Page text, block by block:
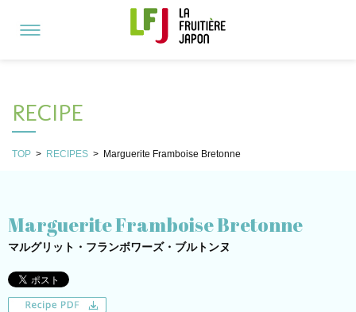
RECIPE
TOP > RECIPES > Marguerite Framboise Bretonne
Marguerite Framboise Bretonne
マルグリット・フランボワーズ・ブルトンヌ